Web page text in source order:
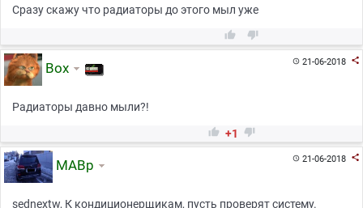
Сразу скажу что радиаторы до этого мыл уже
 
21-06-2018 
Box
Радиаторы давно мыли?!
 +1 
21-06-2018 
МАВр
sednextw, К кондиционерщикам, пусть проверят систему.